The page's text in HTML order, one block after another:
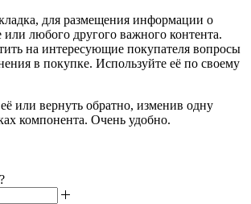
для размещения информации о
или любого другого важного контента.
на интересующие покупателя вопросы
в покупке. Используйте её по своему
или вернуть обратно, изменив одну
компонента. Очень удобно.